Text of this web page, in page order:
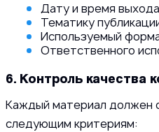
Дату и время
Тематику
Используемый
Ответственного
6. Контроль качества
Каждый материал должен
следующим критериям: